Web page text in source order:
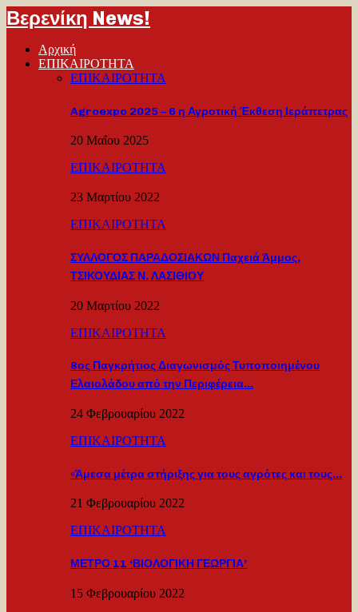
Βερενίκη News!
Αρχική
ΕΠΙΚΑΙΡΟΤΗΤΑ
ΕΠΙΚΑΙΡΟΤΗΤΑ
Agroexpo 2025 – 6 η Αγροτική Έκθεση Ιεράπετρας
20 Μαΐου 2025
ΕΠΙΚΑΙΡΟΤΗΤΑ
23 Μαρτίου 2022
ΕΠΙΚΑΙΡΟΤΗΤΑ
ΣΥΛΛΟΓΟΣ ΠΑΡΑΔΟΣΙΑΚΩΝ Παχειά Άμμος,
ΤΣΙΚΟΥΔΙΑΣ Ν. ΛΑΣΙΘΙΟΥ
20 Μαρτίου 2022
ΕΠΙΚΑΙΡΟΤΗΤΑ
8ος Παγκρήτιος Διαγωνισμός Τυποποιημένου
Ελαιολάδου από την Περιφέρεια…
24 Φεβρουαρίου 2022
ΕΠΙΚΑΙΡΟΤΗΤΑ
«Άμεσα μέτρα στήριξης για τους αγρότες και τους…
21 Φεβρουαρίου 2022
ΕΠΙΚΑΙΡΟΤΗΤΑ
ΜΕΤΡΟ 11 ‘ΒΙΟΛΟΓΙΚΗ ΓΕΩΡΓΙΑ’
15 Φεβρουαρίου 2022